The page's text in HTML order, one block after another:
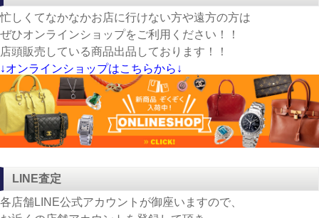
忙しくてなかなかお店に行けない方や遠方の方は
ぜひオンラインショップをご利用ください！！
店頭販売している商品出品しております！！
↓オンラインショップはこちらから↓
LINE査定
各店舗LINE公式アカウントが御座いますので、